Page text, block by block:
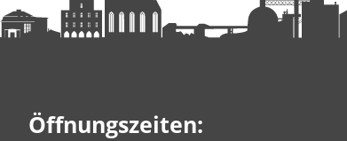
Öffnungszeiten: